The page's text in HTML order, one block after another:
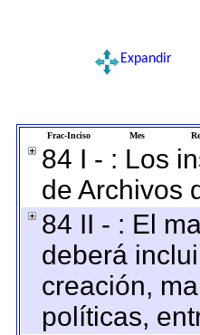
Expandir
Frac-Inciso Mes
84 I - : Los
de Archivos
84 II - : El
deberá
creación,
políticas,